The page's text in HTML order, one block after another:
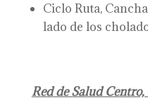
Ciclo Ruta,
lado de los
Red de Salud Centro,